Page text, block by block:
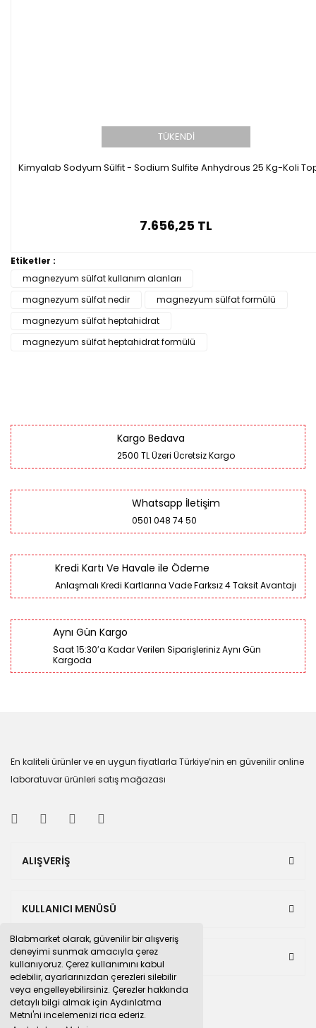
Blabmarket olarak, güvenilir bir alışveriş
deneyimi sunmak amacıyla çerez
kullanıyoruz. Çerez kullanımını kabul
edebilir, ayarlarınızdan çerezleri silebilir
veya engelleyebilirsiniz. Çerezler hakkında
detaylı bilgi almak için Aydınlatma
Metni'ni incelemenizi rica ederiz.
TÜKENDİ
Kimyalab Sodyum Sülfit - Sodium Sulfite Anhydrous 25 Kg-Koli
7.656,25 TL
Etiketler :
magnezyum sülfat kullanım alanları
magnezyum sülfat nedir
magnezyum sülfat formülü
magnezyum sülfat heptahidrat
magnezyum sülfat heptahidrat formülü
Kargo Bedava
2500 TL Üzeri Ücretsiz Kargo
Whatsapp İletişim
0501 048 74 50
Kredi Kartı Ve Havale ile Ödeme
Anlaşmalı Kredi Kartlarına Vade Farksız 4 Taksit Avantajı
Aynı Gün Kargo
Saat 15:30’a Kadar Verilen Siparişleriniz Aynı Gün
Kargoda
En kaliteli ürünler ve en uygun fiyatlarla Türkiye’nin en güvenilir online
laboratuvar ürünleri satış mağazası
ALIŞVERİŞ
KULLANICI MENÜSÜ
BULUNDUĞUMUZ PAZAR YERLERİ